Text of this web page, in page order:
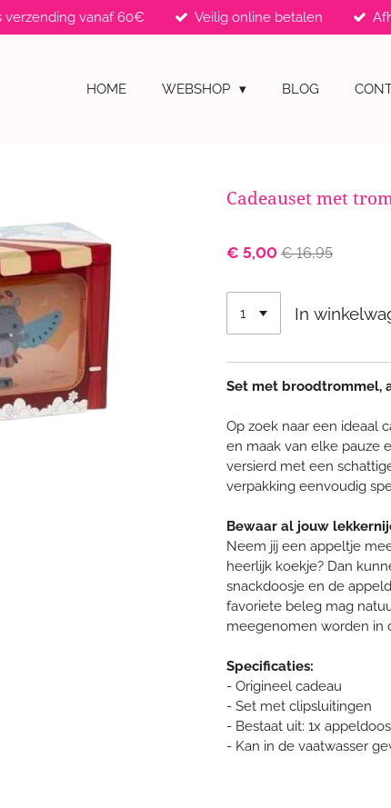
verzending vanaf 60€ Veilig online betalen
HOME WEBSHOP BLOG
Cadeauset met
€ 5,00 € 16,95
In
Set met broodtrommel,
Op zoek naar een ideaal
en maak van elke pauze
versierd met een
verpakking eenvoudig
Bewaar al jouw
Neem jij een appeltje
heerlijk koekje? Dan
snackdoosje en de
favoriete beleg mag
meegenomen worden in
Specificaties:
- Origineel cadeau
- Set met clipsluitingen
- Bestaat uit: 1x
- Kan in de vaatwasser